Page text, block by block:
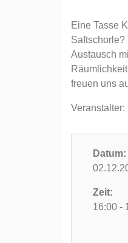
Eine Tasse
Saftschorle?
Austausch
freuen uns
Veranstalter:
Datum:
Zeit:
16:00 -